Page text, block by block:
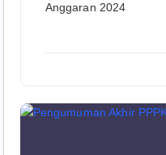
Anggaran 2024